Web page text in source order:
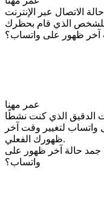
الاتصال عبر الإنترنت
آخر ظهور على واتساب؟
عمر مهنا
الدقيق الذي كنت نشطًا
واتساب لتغيير وقت آخر
ظهورك الفعلي.
حالة آخر ظهور على
واتساب؟